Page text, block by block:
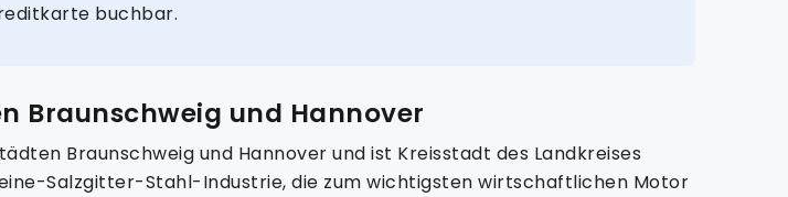
buchbar.
Braunschweig und Hannover
Braunschweig und Hannover und ist Kreisstadt des Landkreises
Salzgitter-Stahl-Industrie, die zum wichtigsten wirtschaftlichen Motor